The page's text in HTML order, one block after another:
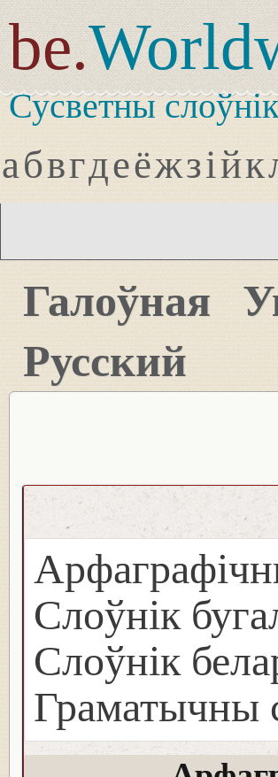
be.
Сусветны
абвгдеёжзійк
Галоўная
Русский
Слоўнік
Слоўнік
Граматычны